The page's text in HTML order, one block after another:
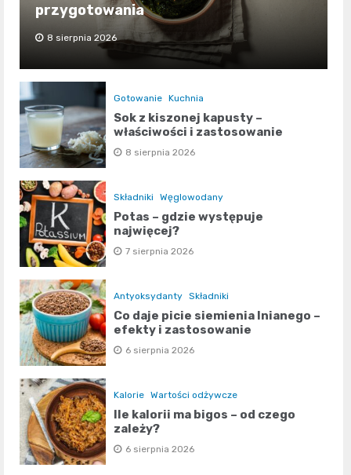
przygotowania
8 sierpnia 2026
Gotowanie Kuchnia
Sok z kiszonej kapusty –
właściwości i zastosowanie
8 sierpnia 2026
Składniki Węglowodany
Potas – gdzie występuje
najwięcej?
7 sierpnia 2026
Antyoksydanty Składniki
Co daje picie siemienia lnianego –
efekty i zastosowanie
6 sierpnia 2026
Kalorie Wartości odżywcze
Ile kalorii ma bigos – od czego
zależy?
6 sierpnia 2026